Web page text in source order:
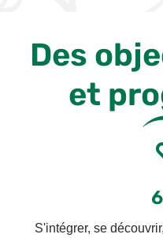
Des
et
S'intégrer, se